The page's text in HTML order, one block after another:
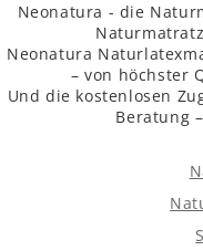
Neonatura - die
Neonatura
– von höchster
Und die kostenlosen
Beratung